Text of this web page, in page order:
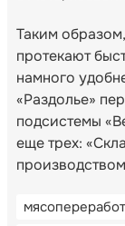
Таким
протекают
намного
«Раздолье»
подсистемы
еще трех: